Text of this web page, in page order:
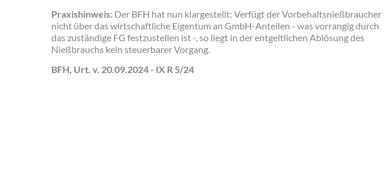
Praxishinweis: Der BFH hat nun klargestellt: Verfügt der Vorbehaltsnießbraucher
nicht über das wirtschaftliche Eigentum an GmbH-Anteilen - was vorrangig durch
das zuständige FG festzustellen ist -, so liegt in der entgeltlichen Ablösung des
Nießbrauchs kein steuerbarer Vorgang.
BFH, Urt. v. 20.09.2024 - IX R 5/24